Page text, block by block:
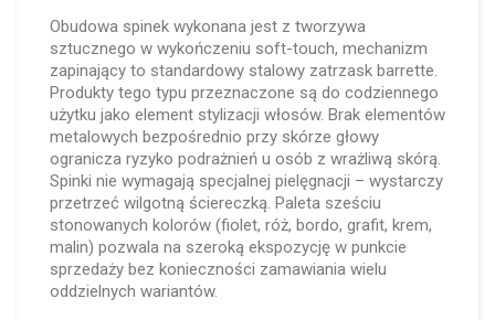
Obudowa spinek wykonana jest z tworzywa
sztucznego w wykończeniu soft-touch, mechanizm
zapinający to standardowy stalowy zatrzask barrette.
Produkty tego typu przeznaczone są do codziennego
użytku jako element stylizacji włosów. Brak elementów
metalowych bezpośrednio przy skórze głowy
ogranicza ryzyko podrażnień u osób z wrażliwą skórą.
Spinki nie wymagają specjalnej pielęgnacji – wystarczy
przetrzeć wilgotną ściereczką. Paleta sześciu
stonowanych kolorów (fiolet, róż, bordo, grafit, krem,
malin) pozwala na szeroką ekspozycję w punkcie
sprzedaży bez konieczności zamawiania wielu
oddzielnych wariantów.